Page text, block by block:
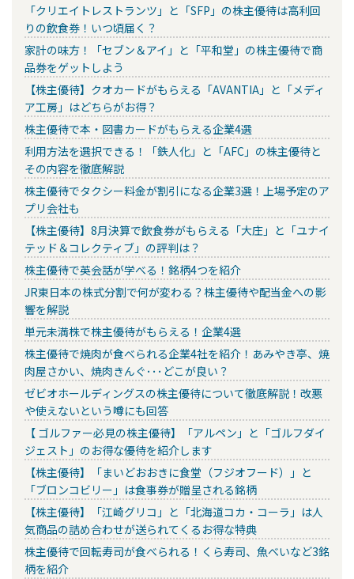
「クリエイトレストランツ」と「SFP」の株主優待は高利回
りの飲食券！いつ頃届く？
家計の味方！「セブン＆アイ」と「平和堂」の株主優待で商
品券をゲットしよう
【株主優待】クオカードがもらえる「AVANTIA」と「メディ
ア工房」はどちらがお得？
株主優待で本・図書カードがもらえる企業4選
利用方法を選択できる！「鉄人化」と「AFC」の株主優待と
その内容を徹底解説
株主優待でタクシー料金が割引になる企業3選！上場予定のア
プリ会社も
【株主優待】8月決算で飲食券がもらえる「大庄」と「ユナイ
テッド＆コレクティブ」の評判は？
株主優待で英会話が学べる！銘柄4つを紹介
JR東日本の株式分割で何が変わる？株主優待や配当金への影
響を解説
単元未満株で株主優待がもらえる！企業4選
株主優待で焼肉が食べられる企業4社を紹介！あみやき亭、焼
肉屋さかい、焼肉きんぐ･･･どこが良い？
ゼビオホールディングスの株主優待について徹底解説！改悪
や使えないという噂にも回答
【 ゴルファー必見の株主優待】「アルペン」と「ゴルフダイ
ジェスト」のお得な優待を紹介します
【株主優待】「まいどおおきに食堂（フジオフード）」と
「ブロンコビリー」は食事券が贈呈される銘柄
【株主優待】「江崎グリコ」と「北海道コカ・コーラ」は人
気商品の詰め合わせが送られてくるお得な特典
株主優待で回転寿司が食べられる！くら寿司、魚べいなど3銘
柄を紹介